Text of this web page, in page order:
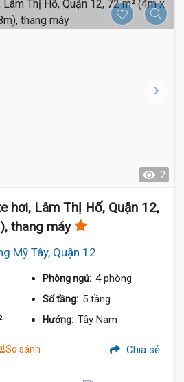
2
hơi, Lâm Thị Hố, Quận 12,
thang máy
Mỹ Tây, Quận 12
Phòng ngủ: 4 phòng
Số tầng: 5 tầng
Hướng: Tây Nam
So sánh Chia sẻ